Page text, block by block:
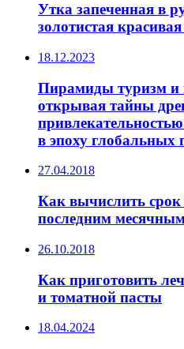
Утка запеченная в
золотистая
18.12.2023
Пирамиды туризм и
открывая тайны
в эпоху
27.04.2018
Как вычислить срок
последним
26.10.2018
Как приготовить
и томатной пасты
18.04.2024